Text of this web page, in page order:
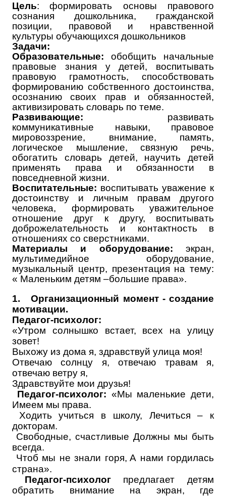
Цель:
формировать основы правового
сознания дошкольника, гражданской
позиции, правовой и нравственной
культуры обучающихся дошкольников
Задачи:
Образовательные: обобщить начальные
правовые знания у детей, воспитывать
правовую грамотность, способствовать
формированию собственного достоинства,
осознанию своих прав и обязанностей,
активизировать словарь по теме.
Развивающие: развивать
коммуникативные навыки, правовое
мировоззрение, внимание, память,
логическое мышление, связную речь,
обогатить словарь детей, научить детей
применять права и обязанности в
повседневной жизни.
Воспитательные: воспитывать уважение к
достоинству и личным правам другого
человека, формировать уважительное
отношение друг к другу, воспитывать
доброжелательность и контактность в
отношениях со сверстниками.
Материалы и оборудование: экран,
мультимедийное оборудование,
музыкальный центр, презентация на тему:
« Маленьким детям –большие права».
1.
Организационный момент - создание
мотивации.
Педагог-психолог:
«Утром солнышко встает, всех на улицу
зовет!
Выхожу из дома я, здравствуй улица моя!
Отвечаю солнцу я, отвечаю травам я,
отвечаю ветру я,
Здравствуйте мои друзья!
Педагог-психолог: «Мы маленькие дети,
Имеем мы права.
Ходить учиться в школу, Лечиться – к
докторам.
Свободные, счастливые Должны мы быть
всегда.
Чтоб мы не знали горя, А нами гордилась
страна».
Педагог-психологпредлагает детям
обратить внимание на экран, где